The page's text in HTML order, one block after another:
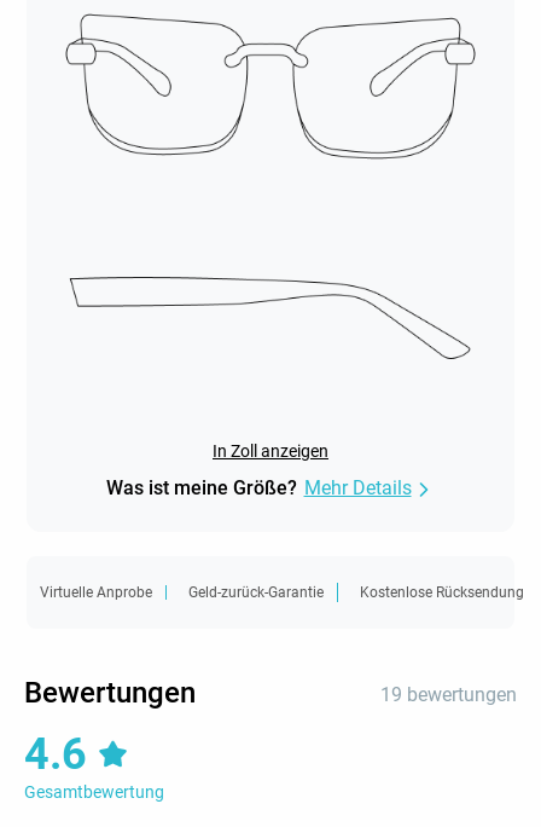
In Zoll anzeigen
Was ist meine Größe? Mehr Details
Virtuelle Anprobe Geld-zurück-Garantie Kostenlose Rücksendung
Bewertungen 19 bewertungen
4.6
Gesamtbewertung